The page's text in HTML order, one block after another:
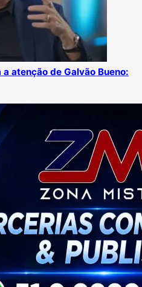
atenção de Galvão Bueno: